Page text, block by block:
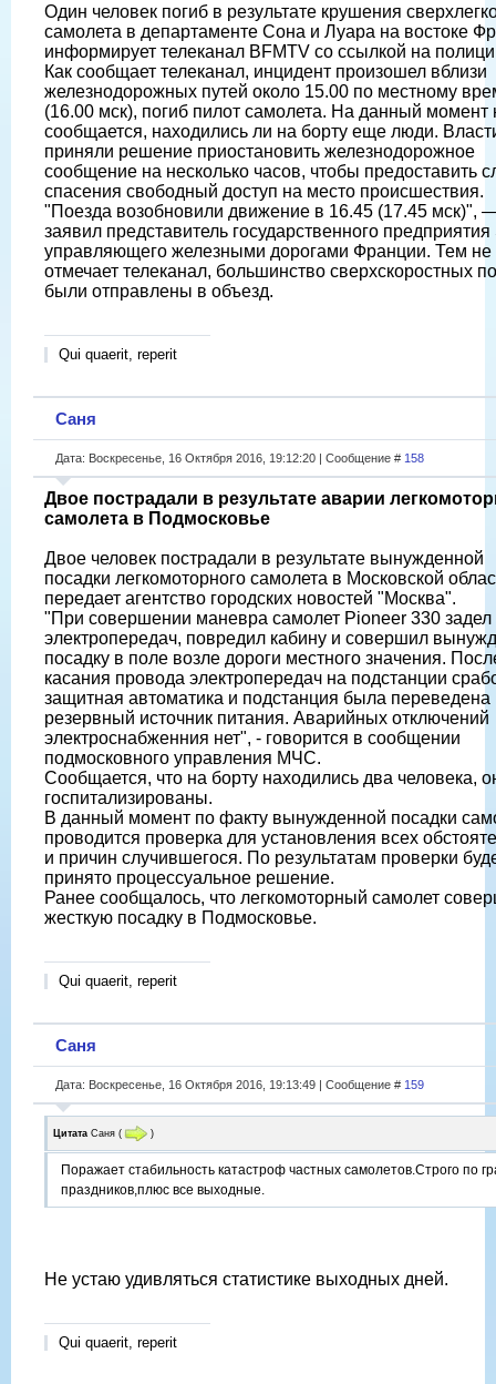
Один человек погиб в результате крушения
самолета в департаменте Сона и Луара на востоке
информирует телеканал BFMTV со ссылкой на
Как сообщает телеканал, инцидент произошел вблизи
железнодорожных путей около 15.00 по местному
(16.00 мск), погиб пилот самолета. На данный момент
сообщается, находились ли на борту еще люди.
приняли решение приостановить железнодорожное
сообщение на несколько часов, чтобы предоставить
спасения свободный доступ на место происшествия.
"Поезда возобновили движение в 16.45 (17.45 мск)",
заявил представитель государственного предприятия
управляющего железными дорогами Франции. Тем не
отмечает телеканал, большинство сверхскоростных
были отправлены в объезд.
Qui quaerit, reperit
Саня
Дата: Воскресенье, 16 Октября 2016, 19:12:20 | Сообщение # 158
Двое пострадали в результате аварии
самолета в Подмосковье
Двое человек пострадали в результате вынужденной
посадки легкомоторного самолета в Московской
передает агентство городских новостей "Москва".
"При совершении маневра самолет Pioneer 330
электропередач, повредил кабину и совершил
посадку в поле возле дороги местного значения.
касания провода электропередач на подстанции
защитная автоматика и подстанция была переведена
резервный источник питания. Аварийных отключений
электроснабженния нет", - говорится в сообщении
подмосковного управления МЧС.
Сообщается, что на борту находились два человека,
госпитализированы.
В данный момент по факту вынужденной посадки
проводится проверка для установления всех
и причин случившегося. По результатам проверки
принято процессуальное решение.
Ранее сообщалось, что легкомоторный самолет
жесткую посадку в Подмосковье.
Qui quaerit, reperit
Саня
Дата: Воскресенье, 16 Октября 2016, 19:13:49 | Сообщение # 159
Цитата Саня ( )
Поражает стабильность катастроф частных самолетов.Строго по
праздников,плюс все выходные.
Не устаю удивляться статистике выходных дней.
Qui quaerit, reperit